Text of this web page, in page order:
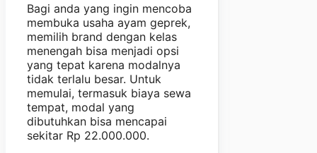
Bagi anda yang ingin mencoba
membuka usaha ayam geprek,
memilih brand dengan kelas
menengah bisa menjadi opsi
yang tepat karena modalnya
tidak terlalu besar. Untuk
memulai, termasuk biaya sewa
tempat, modal yang
dibutuhkan bisa mencapai
sekitar Rp 22.000.000.